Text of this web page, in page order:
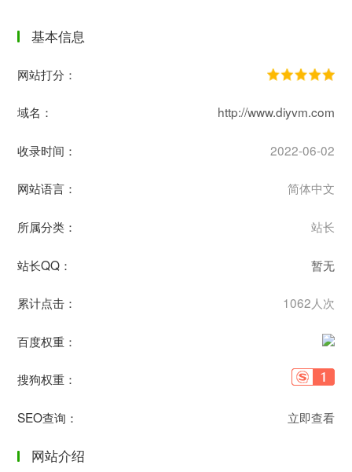
基本信息
网站打分：
域名： http://www.diyvm.com
收录时间： 2022-06-02
网站语言： 简体中文
所属分类： 站长
站长QQ： 暂无
累计点击： 1062人次
百度权重：
搜狗权重：
SEO查询： 立即查看
网站介绍